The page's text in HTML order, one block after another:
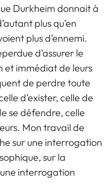
Durkheim donnait à
plus qu’en
plus d’ennemi.
d’assurer le
immédiat de leurs
de perdre toute
d’exister, celle de
se défendre, celle
Mon travail de
sur une interrogation
sur la
interrogation